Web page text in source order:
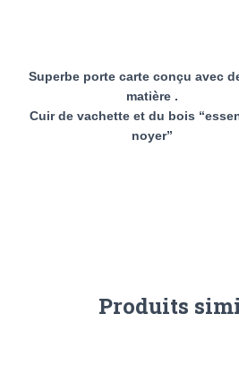
Superbe porte carte conçu avec
matière .
Cuir de vachette et du bois
noyer”
Produits